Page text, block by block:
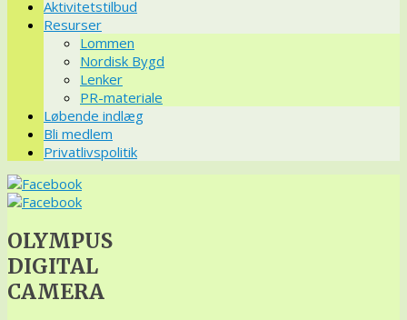
Aktivitetstilbud
Resurser
Lommen
Nordisk Bygd
Lenker
PR-materiale
Løbende indlæg
Bli medlem
Privatlivspolitik
OLYMPUS
DIGITAL
CAMERA